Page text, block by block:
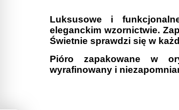
Luksusowe i
eleganckim wzornictwie.
Świetnie sprawdzi się w
Pióro zapakowane w
wyrafinowany i